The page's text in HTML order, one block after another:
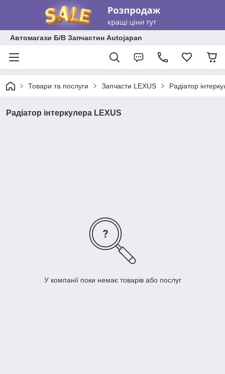
Автомагази Б/В Запчастин Autojapan
Товари та послуги Запчасти LEXUS Радіатор
Радіатор інтеркулера LEXUS
У компанії поки немає товарів або послуг